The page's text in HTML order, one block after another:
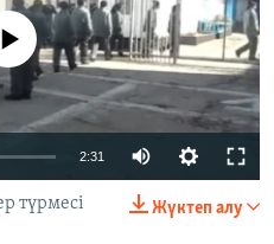
currently available
2:31
Жүктеп алу
түрмесі